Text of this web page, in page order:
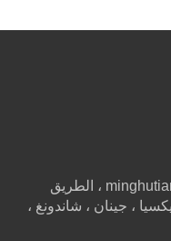
غرفة 410 ، مجتمع minghutiandi ، no16 ، الطريق
، جينان ، شاندونغ ،